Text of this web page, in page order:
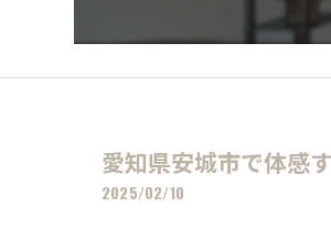
愛知県安城市で体感
2025/02/10